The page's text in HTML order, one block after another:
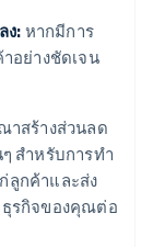
ง: หากมีการ
อย่างชัดเจน
าสร้างส่วนลด
สำหรับการทำ
ลูกค้าและส่ง
ธุรกิจของคุณต่อ